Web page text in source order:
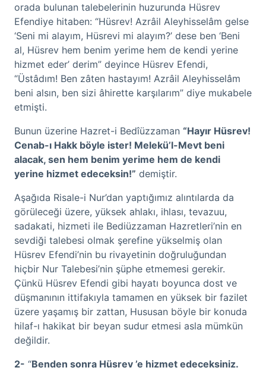
orada bulunan talebelerinin huzurunda Hüsrev
Efendiye hitaben: “Hüsrev! Azrâil Aleyhisselâm gelse
‘Seni mi alayım, Hüsrevi mi alayım?’ dese ben ‘Beni
al, Hüsrev hem benim yerime hem de kendi yerine
hizmet eder’ derim” deyince Hüsrev Efendi,
“Üstâdım! Ben zâten hastayım! Azrâil Aleyhisselâm
beni alsın, ben sizi âhirette karşılarım” diye mukabele
etmişti.
Bunun üzerine Hazret-i Bedîüzzaman “Hayır Hüsrev!
Cenab-ı Hakk böyle ister! Melekü’l-Mevt beni
alacak, sen hem benim yerime hem de kendi
yerine hizmet edeceksin!” demiştir.
Aşağıda Risale-i Nur’dan yaptığımız alıntılarda da
görüleceği üzere, yüksek ahlakı, ihlası, tevazuu,
sadakati, hizmeti ile Bediüzzaman Hazretleri’nin en
sevdiği talebesi olmak şerefine yükselmiş olan
Hüsrev Efendi’nin bu rivayetinin doğruluğundan
hiçbir Nur Talebesi’nin şüphe etmemesi gerekir.
Çünkü Hüsrev Efendi gibi hayatı boyunca dost ve
düşmanının ittifakıyla tamamen en yüksek bir fazilet
üzere yaşamış bir zattan, Hususan böyle bir konuda
hilaf-ı hakikat bir beyan sudur etmesi asla mümkün
değildir.
2- “Benden sonra Hüsrev ’e hizmet edeceksiniz.